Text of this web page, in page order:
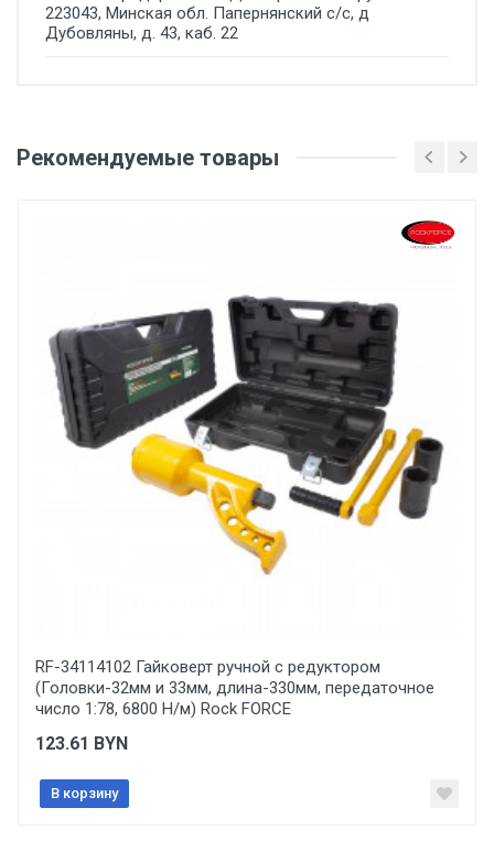
223043, Минская обл. Папернянский с/с, д
Дубовляны, д. 43, каб. 22
Email
Ваше сообщение
Рекомендуемые товары
RF-34114102 Гайковерт ручной с редуктором
(Головки-32мм и 33мм, длина-330мм, передаточное
число 1:78, 6800 Н/м) Rock FORCE
123.61 BYN
В корзину